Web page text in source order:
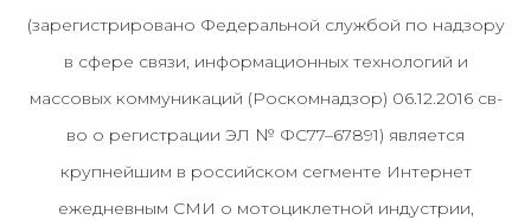
(зарегистрировано Федеральной службой по надзору
в сфере связи, информационных технологий и
массовых коммуникаций (Роскомнадзор) 06.12.2016 св-
во о регистрации ЭЛ № ФС77–67891) является
крупнейшим в российском сегменте Интернет
ежедневным СМИ о мотоциклетной индустрии,